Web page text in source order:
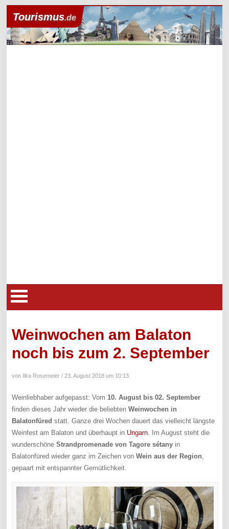
Tourismus.de
Weinwochen am Balaton
noch bis zum 2. September
von Ilka Rosemeier /23. August 2018 um 10:13
Weinliebhaber aufgepasst: Vom10. August bis 02. September
finden dieses Jahr wieder die beliebten Weinwochen in
Balatonfüred statt. Ganze drei Wochen dauert das vielleicht längste
Weinfest am Balaton und überhaupt in Ungarn. Im August steht die
wunderschöneStrandpromenade von Tagore sétany in
Balatonfüred wieder ganz im Zeichen vonWein aus der Region,
gepaart mit entspannter Gemütlichkeit.